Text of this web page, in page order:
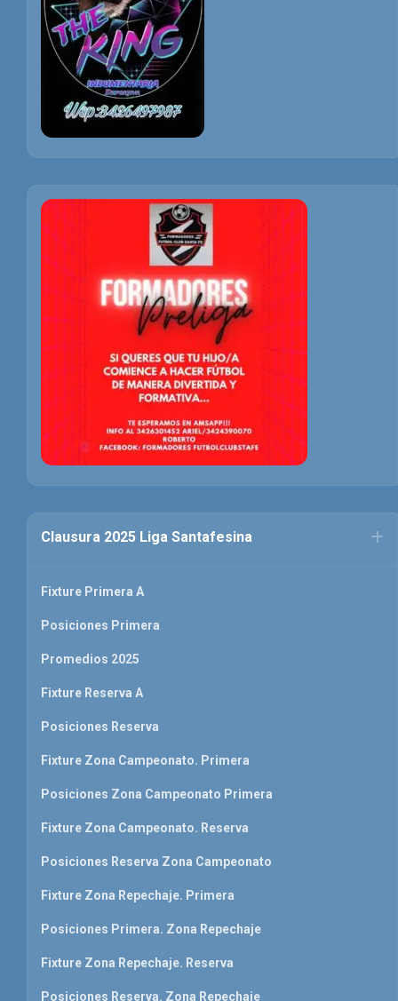
Clausura 2025 Liga Santafesina
Fixture Primera A
Posiciones Primera
Promedios 2025
Fixture Reserva A
Posiciones Reserva
Fixture Zona Campeonato. Primera
Posiciones Zona Campeonato Primera
Fixture Zona Campeonato. Reserva
Posiciones Reserva Zona Campeonato
Fixture Zona Repechaje. Primera
Posiciones Primera. Zona Repechaje
Fixture Zona Repechaje. Reserva
Posiciones Reserva. Zona Repechaje